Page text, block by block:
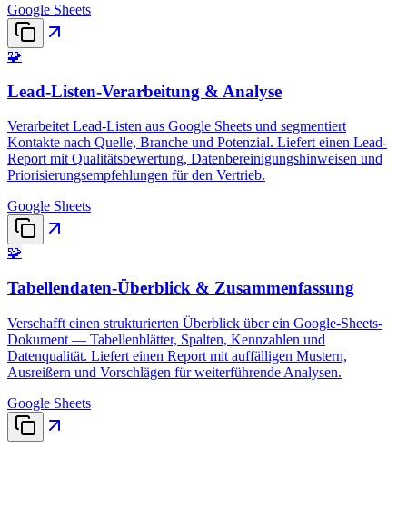
Google Sheets
🧩
Lead-Listen-Verarbeitung & Analyse
Verarbeitet Lead-Listen aus Google Sheets und segmentiert
Kontakte nach Quelle, Branche und Potenzial. Liefert einen Lead-
Report mit Qualitätsbewertung, Datenbereinigungshinweisen und
Priorisierungsempfehlungen für den Vertrieb.
Google Sheets
🧩
Tabellendaten-Überblick & Zusammenfassung
Verschafft einen strukturierten Überblick über ein Google-Sheets-
Dokument — Tabellenblätter, Spalten, Kennzahlen und
Datenqualität. Liefert einen Report mit auffälligen Mustern,
Ausreißern und Vorschlägen für weiterführende Analysen.
Google Sheets